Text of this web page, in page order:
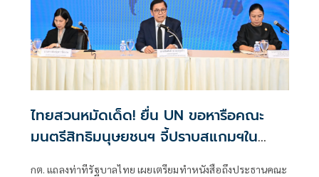
ไทยสวนหมัดเด็ด! ยื่น UN ขอหารือคณะ
มนตรีสิทธิมนุษยชนฯ จี้ปราบสแกมฯใน
กัมพูชา โต้ยิบรายงาน 'ทอม แอนดรูว์ส'
กต. แถลงท่าทีรัฐบาลไทย เผยเตรียมทำหนังสือถึงประธานคณะ